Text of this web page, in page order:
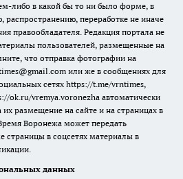
либо в какой бы то ни было форме, в
распространению, переработке не иначе
правообладателя. Редакция портала не
пользователей, размещенные на
что отправка фотографии на
или же в сообщениях для
сетях https://t.me/vrntimes,
ok.ru/vremya.voronezha автоматически
их размещение на сайте и на страницах в
Воронежа может передать
страницы в соцсетях материалы в
данных